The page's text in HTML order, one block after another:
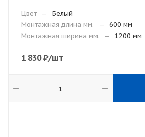
Цвет —
Белый
Монтажная длина мм.
—
600 мм
Монтажная ширина мм.
— 1200 мм
1 830₽/шт